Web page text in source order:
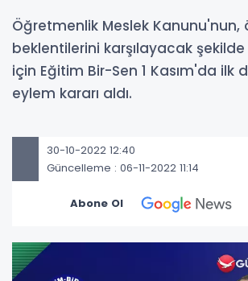
Öğretmenlik Meslek
beklentilerini karşılayacak
için Eğitim Bir-Sen 1 Kasım'da ilk
eylem kararı aldı.
30-10-2022 12:40
Güncelleme : 06-11-2022 11:14
Abone Ol